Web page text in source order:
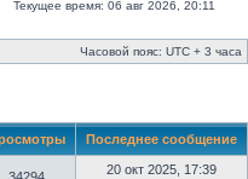
Текущее время: 06 авг 2026, 20:11
Часовой пояс: UTC + 3 часа
Последнее сообщение
20 окт 2025, 17:39